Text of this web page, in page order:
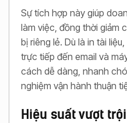
Sự tích hợp này giúp
làm việc, đồng thời giảm
bị riêng lẻ. Dù là in tài
trực tiếp đến email và
cách dễ dàng, nhanh
nghiệm vận hành thuận
Hiệu suất vượt